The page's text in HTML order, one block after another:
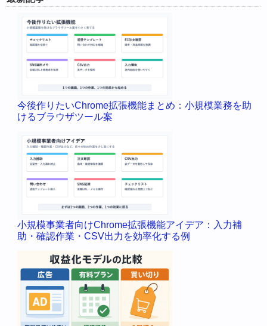
今後作りたいChrome拡張機能まとめ：小規模業務を助
けるブラウザツール案
小規模事業者向けChrome拡張機能アイデア：入力補
助・確認作業・CSV出力を効率化する例